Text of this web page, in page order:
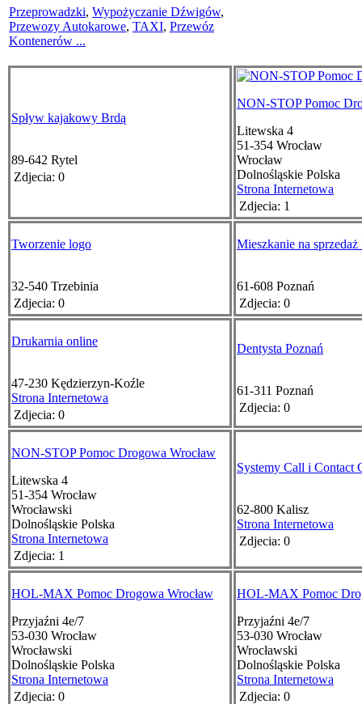
Przeprowadzki, Wypożyczanie Dźwigów,
Przewozy Autokarowe, TAXI, Przewóz
Kontenerów ...
Spływ kajakowy Brdą
89-642 Rytel
Zdjecia: 0
NON-STOP Pomoc
Litewska 4
51-354 Wrocław
Wrocław
Dolnośląskie Polska
Strona Internetowa
Zdjecia: 1
Tworzenie logo
32-540 Trzebinia
Zdjecia: 0
Mieszkanie na sprzedaż
61-608 Poznań
Zdjecia: 0
Drukarnia online
47-230 Kędzierzyn-Koźle
Strona Internetowa
Zdjecia: 0
Dentysta Poznań
61-311 Poznań
Zdjecia: 0
NON-STOP Pomoc Drogowa Wrocław
Litewska 4
51-354 Wrocław
Wrocławski
Dolnośląskie Polska
Strona Internetowa
Zdjecia: 1
Systemy Call i Contact
62-800 Kalisz
Strona Internetowa
Zdjecia: 0
HOL-MAX Pomoc Drogowa Wrocław
Przyjaźni 4e/7
53-030 Wrocław
Wrocławski
Dolnośląskie Polska
Strona Internetowa
Zdjecia: 0
HOL-MAX Pomoc
Przyjaźni 4e/7
53-030 Wrocław
Wrocławski
Dolnośląskie Polska
Strona Internetowa
Zdjecia: 0